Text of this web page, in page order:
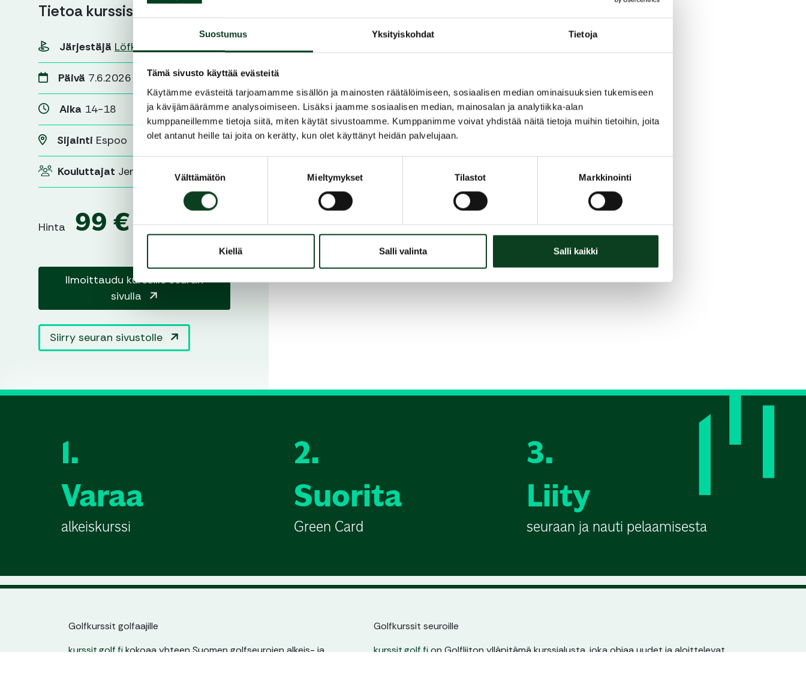
Suostumus Yksityiskohdat Tietoja
Tämä sivusto käyttää evästeitä
Käytämme evästeitä tarjoamamme sisällön ja mainosten räätälöimiseen, sosiaalisen median ominaisuuksien tukemiseen
ja kävijämäärämme analysoimiseen. Lisäksi jaamme sosiaalisen median, mainosalan ja analytiikka-alan
kumppaneillemme tietoja siitä, miten käytät sivustoamme. Kumppanimme voivat yhdistää näitä tietoja muihin tietoihin, joita
olet antanut heille tai joita on kerätty, kun olet käyttänyt heidän palvelujaan.
Välttämätön Mieltymykset Tilastot Markkinointi
Kiellä Salli valinta Salli kaikki
Tietoa kurssista
Järjestäjä Löfkulla Golf
Päivä 7.6.2026
Aika 14-18
Sijainti Espoo
Kouluttajat Jenna Mäihäniemi
Hinta 99 €
Ilmoittaudu kurssille seuran
sivulla
Siirry seuran sivustolle
Kurssin hinta 99€
Kurssin hintaan sisältyy opetuksen lisäksi lainamailat ja harjoituspallot.
Tervetuloa mukaan!
Lisätietoja jenna@mrgolfschool.fi tai 0449890743
Jaa kurssi kaverille
Siirry takaisin hakuun
1.
Varaa
alkeiskurssi
2.
Suorita
Green Card
3.
Liity
seuraan ja nauti pelaamisesta
Golfkurssit golfaajille
kurssit.golf.fikokoaa yhteen Suomen golfseurojen alkeis- ja
Golfkurssit seuroille
kurssit.golf.fion Golfliiton ylläpitämä kurssialusta, joka ohjaa uudet ja aloittelevat